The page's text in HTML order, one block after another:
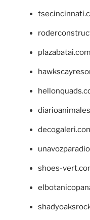
plazabatai.com
shoes-